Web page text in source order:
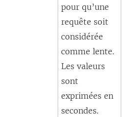
pour qu’une
requête soit
considérée
comme lente.
Les valeurs
sont
exprimées en
secondes.